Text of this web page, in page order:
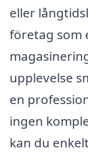
eller
företag som
upplevelse
en
ingen
kan du